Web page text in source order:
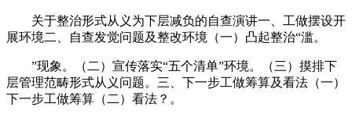
关于整治形式从义为下层减负的自查演讲一、工做摆设开
展环境二、自查发觉问题及整改环境（一）凸起整治“滥。
”现象。（二）宣传落实“五个清单”环境。（三）摸排下
层管理范畴形式从义问题。三、下一步工做筹算及看法（一）
下一步工做筹算（二）看法？。